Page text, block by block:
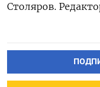
Столяров.